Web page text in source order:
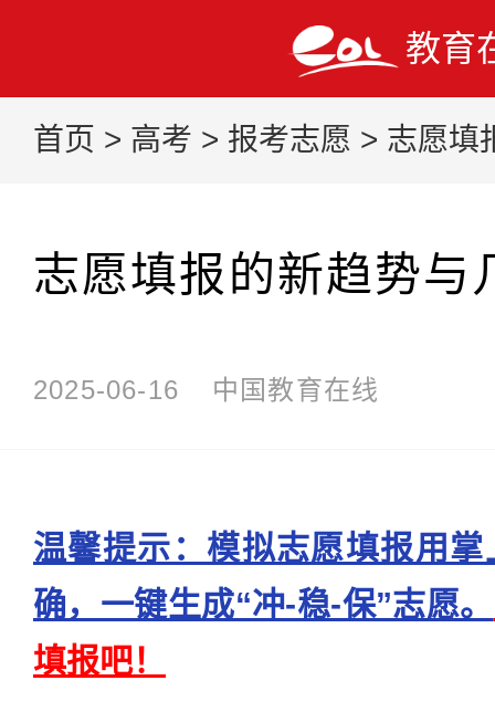
教育
首页 > 高考 > 报考志愿 > 志愿填
志愿填报的新趋势与
2025-06-16 中国教育在线
温馨提示：模拟志愿填报用
确，一键生成“冲-稳-保”志愿。
填报吧！